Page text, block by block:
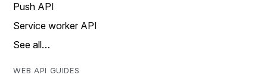
Push API
Service worker API
See all…
WEB API GUIDES